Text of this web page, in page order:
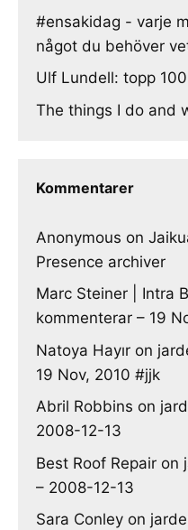
#ensakidag - varje
något du behöver
Ulf Lundell: topp
The things I do and
Kommentarer
Anonymous on
Presence archiver
Marc Steiner | Intra
kommenterar – 19
Natoya Hayır on
19 Nov, 2010 #jjk
Abril Robbins on
2008-12-13
Best Roof Repair on
– 2008-12-13
Sara Conley on